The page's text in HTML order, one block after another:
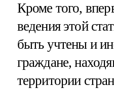
Кроме того,
ведения этой
быть учтены и
граждане,
территории